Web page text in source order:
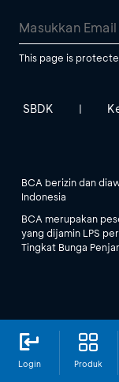
Login Produk
This page is
SBDK |
BCA berizin dan
Indonesia
BCA merupakan
yang dijamin LPS
Tingkat Bunga